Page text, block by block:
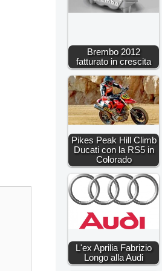
Brembo 2012
fatturato in crescita
Pikes Peak Hill Climb
Ducati con la RS5 in
Colorado
L'ex Aprilia Fabrizio
Longo alla Audi